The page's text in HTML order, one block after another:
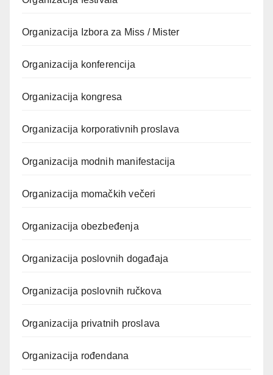
Organizacija Izbora za Miss / Mister
Organizacija konferencija
Organizacija kongresa
Organizacija korporativnih proslava
Organizacija modnih manifestacija
Organizacija momačkih večeri
Organizacija obezbeđenja
Organizacija poslovnih događaja
Organizacija poslovnih ručkova
Organizacija privatnih proslava
Organizacija rođendana